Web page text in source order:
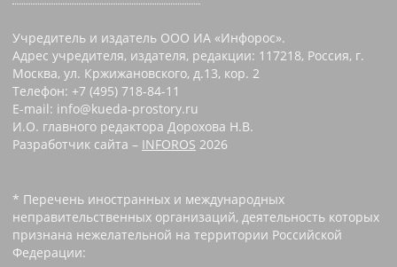
Учредитель и издатель ООО ИА «Инфорос».
Адрес учредителя, издателя, редакции: 117218, Россия, г.
Москва, ул. Кржижановского, д.13, кор. 2
Телефон: +7 (495) 718-84-11
E-mail: info@kueda-prostory.ru
И.О. главного редактора Дорохова Н.В.
Разработчик сайта – INFOROS 2026
* Перечень иностранных и международных
неправительственных организаций, деятельность которых
признана нежелательной на территории Российской
Федерации: